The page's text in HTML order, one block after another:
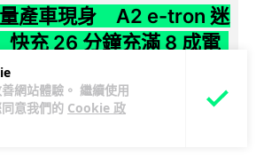
網站體驗。 繼續使用
意我們的 Cookie 政
產車現身 A2 e-tron 迷
充 26 分鐘充滿 8 成電
然係25年前嘅一半。 A2 e-tron 風阻低
12.8 kWh，一度電行到7.8公里。6...